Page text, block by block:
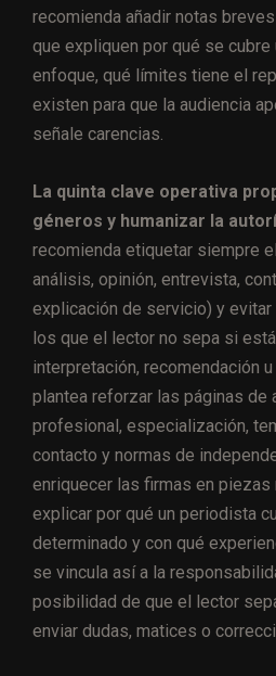
recomienda añadir notas
que expliquen por qué se cubre
enfoque, qué límites tiene el
existen para que la audiencia
señale carencias.
La quinta clave operativa
géneros y humanizar la
recomienda etiquetar siempre
análisis, opinión, entrevista,
explicación de servicio) y
los que el lector no sepa si
interpretación, recomendación
plantea reforzar las páginas de
profesional, especialización,
contacto y normas de
enriquecer las firmas en piezas
explicar por qué un periodista
determinado y con qué
se vincula así a la
posibilidad de que el lector
enviar dudas, matices o